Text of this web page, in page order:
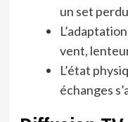
un set
vent,
L’état
échanges